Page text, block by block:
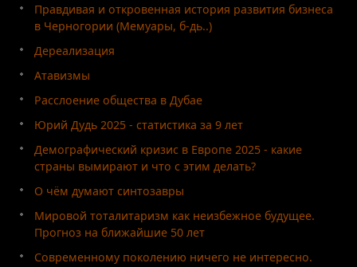
Правдивая и откровенная история развития бизнеса
в Черногории (Мемуары, б-дь..)
Дереализация
Атавизмы
Расслоение общества в Дубае
Юрий Дудь 2025 - статистика за 9 лет
Демографический кризис в Европе 2025 - какие
страны вымирают и что с этим делать?
О чём думают синтозавры
Мировой тоталитаризм как неизбежное будущее.
Прогноз на ближайшие 50 лет
Современному поколению ничего не интересно.